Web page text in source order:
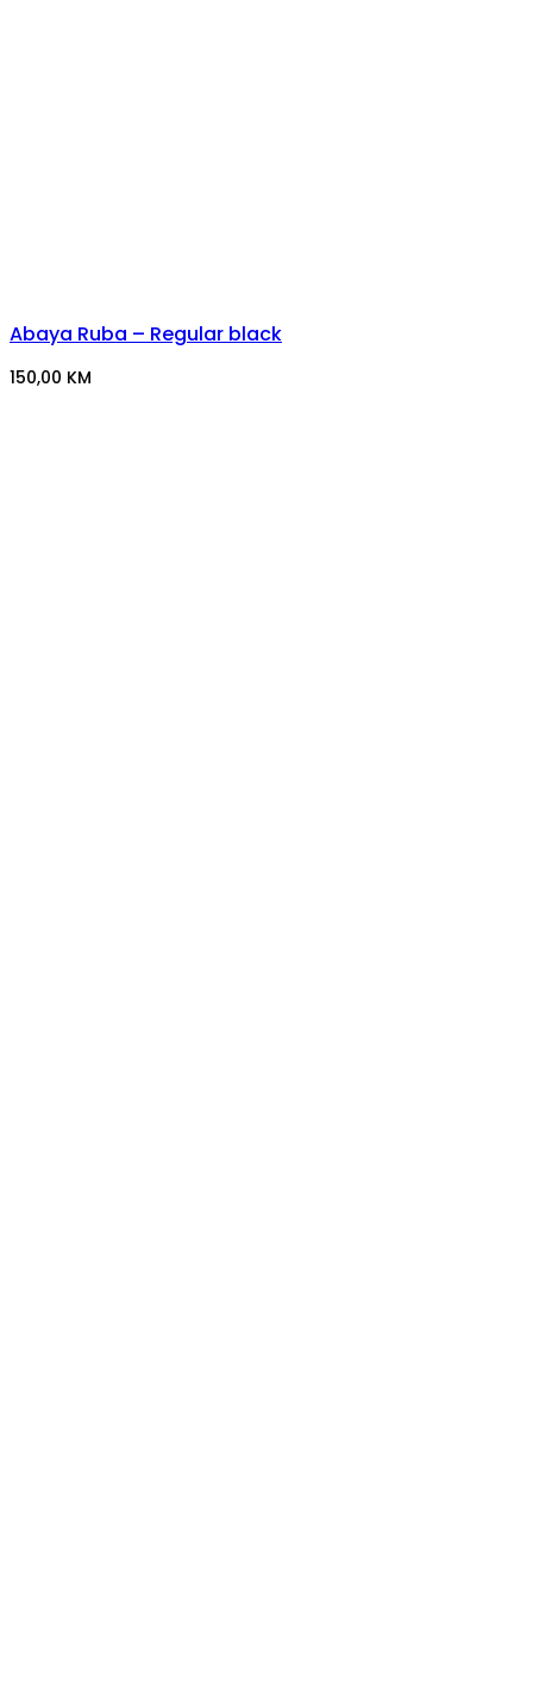
Abaya Ruba – Regular black
150,00 KM